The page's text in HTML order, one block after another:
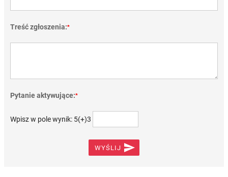
Treść zgłoszenia:*
Pytanie aktywujące:*
Wpisz w pole wynik: 5(+)3
WYŚLIJ 